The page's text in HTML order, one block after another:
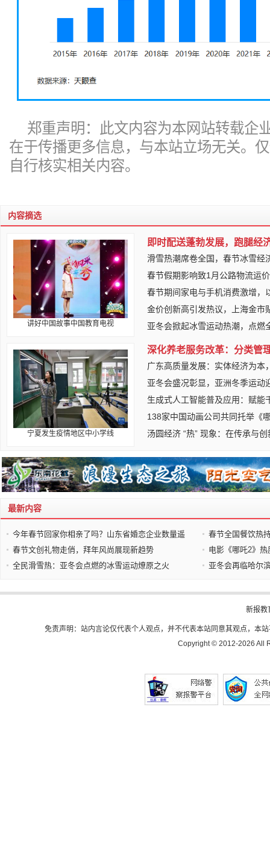
郑重声明：此文内容为本网站转载企
在于传播更多信息，与本站立场无关。
自行核实相关内容。
内容摘选
讲好中国故事中国教育电视
宁夏发生疫情地区中小学线
即时配送蓬勃发展，跑腿经
滑雪热潮席卷全国，春节冰雪经
春节假期影响致1月公路物流运
春节期间家电与手机消费激增，
金价创新高引发热议，上海金市
亚冬会掀起冰雪运动热潮，点燃
深化养老服务改革：分类管
广东高质量发展：实体经济为本
亚冬会盛况彰显，亚洲冬季运动
生成式人工智能普及应用：赋能
138家中国动画公司共同托举《
汤圆经济 “热” 现象：在传承与
最新内容
今年春节回家你相亲了吗？山东省婚恋企业数量遥
春节全国餐饮热
春节文创礼物走俏，拜年风尚展现新趋势
电影《哪吒2》
全民滑雪热：亚冬会点燃的冰雪运动燎原之火
亚冬会再临哈尔
新报教
免责声明：站内言论仅代表个人观点，并不代表本站同意其观点，本
Copyright © 2012-2026 All